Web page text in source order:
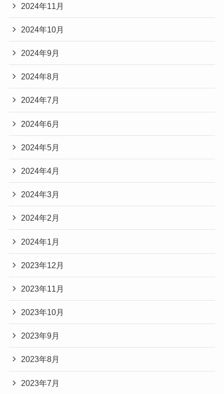
2024年11月
2024年10月
2024年9月
2024年8月
2024年7月
2024年6月
2024年5月
2024年4月
2024年3月
2024年2月
2024年1月
2023年12月
2023年11月
2023年10月
2023年9月
2023年8月
2023年7月